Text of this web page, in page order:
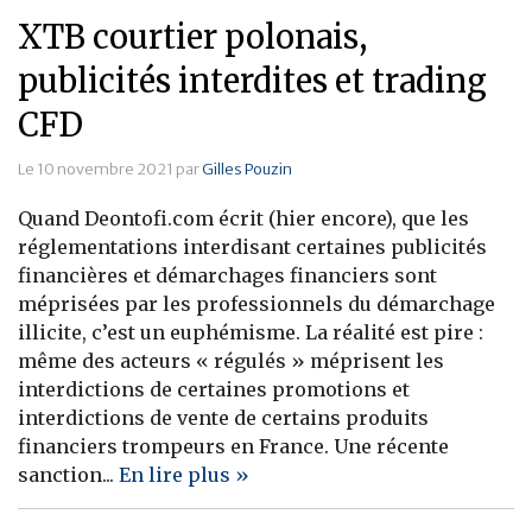
XTB courtier polonais,
publicités interdites et trading
CFD
Le 10 novembre 2021 parGilles Pouzin
Quand Deontofi.com écrit (hier encore), que les
réglementations interdisant certaines publicités
financières et démarchages financiers sont
méprisées par les professionnels du démarchage
illicite, c’est un euphémisme. La réalité est pire :
même des acteurs « régulés » méprisent les
interdictions de certaines promotions et
interdictions de vente de certains produits
financiers trompeurs en France. Une récente
sanction... En lire plus »